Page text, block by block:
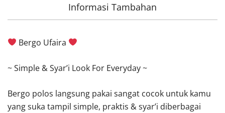
Informasi Tambahan
Bergo Ufaira
~ Simple & Syar’i Look For Everyday ~
Bergo polos langsung pakai sangat cocok untuk kamu
yang suka tampil simple, praktis & syar’i diberbagai